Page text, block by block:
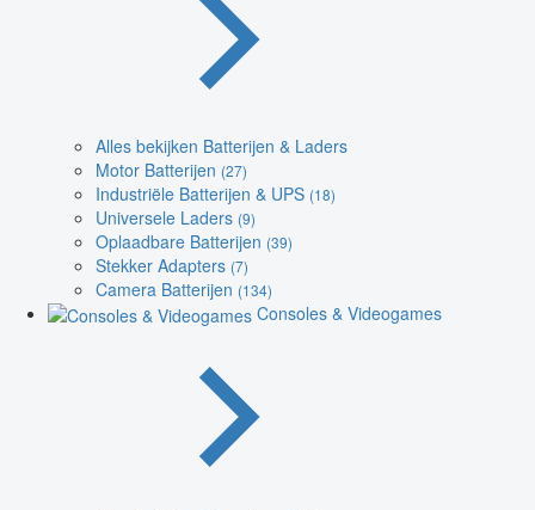
Alles bekijken Batterijen & Laders
Motor Batterijen (27)
Industriële Batterijen & UPS (18)
Universele Laders (9)
Oplaadbare Batterijen (39)
Stekker Adapters (7)
Camera Batterijen (134)
Consoles & Videogames